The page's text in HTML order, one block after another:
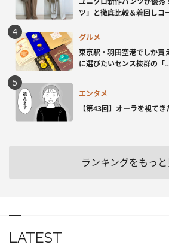
ツ」と徹底比較＆着回しコ
グルメ
東京駅・羽田空港でしか
に選びたいセンス抜群の「
エンタメ
【第43回】オーラを視てき
ランキングをもっと
LATEST